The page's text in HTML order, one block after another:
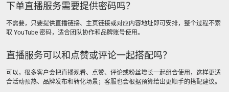
下单直播服务需要提供密码吗？
不需要，只要提供直播链接、主页链接或对应内容地址即可安排，整个过程不索
取 YouTube 密码，适合团队协作和品牌账号使用。
直播服务可以和点赞或评论一起搭配吗？
可以，很多客户会把直播观看、点赞、评论或粉丝增长一起组合使用，这样更适
合活动预热、品牌发布和转化场景；客服也会根据预算给出更顺手的搭配建议。